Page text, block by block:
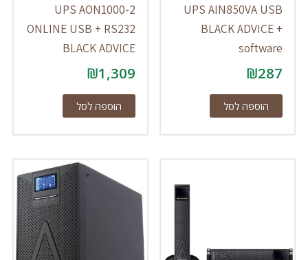
UPS AIN850VA USB
BLACK ADVICE +
software
₪287
הוספה לסל
UPS AON1000-2
ONLINE USB + RS232
BLACK ADVICE
₪1,309
הוספה לסל